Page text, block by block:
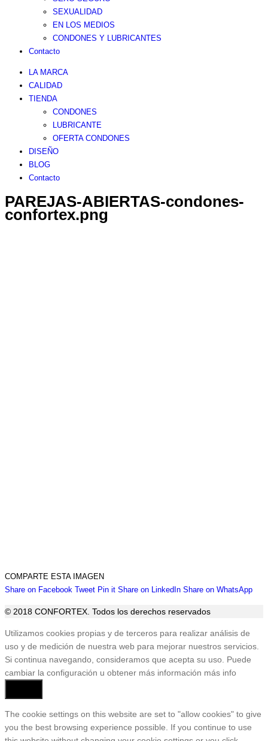
SEXUALIDAD
EN LOS MEDIOS
CONDONES Y LUBRICANTES
Contacto
LA MARCA
CALIDAD
TIENDA
CONDONES
LUBRICANTE
OFERTA CONDONES
DISEÑO
BLOG
Contacto
PAREJAS-ABIERTAS-condones-
confortex.png
COMPARTE ESTA IMAGEN
Share on Facebook Share
Facebook
TweetShare
Twitter
Pin itShare
Pinterest
Share on LinkedInShare
LinkedIn
Share on WhatsApp
© 2018 CONFORTEX. Todos los derechos reservados
Ir
a
Tienda
Utilizamos cookies propias y de terceros para realizar análisis de
uso y de medición de nuestra web para mejorar nuestros servicios.
Si continua navegando, consideramos que acepta su uso. Puede
cambiar la configuración u obtener más información más info
The cookie settings on this website are set to "allow cookies" to give
you the best browsing experience possible. If you continue to use